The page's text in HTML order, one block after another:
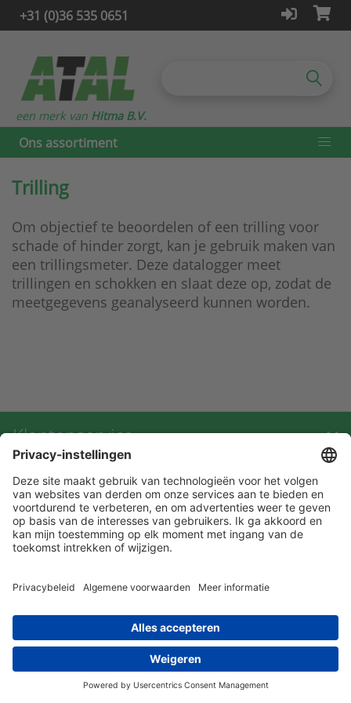
+31 (0)36 535 0651
Ons assortiment
een merk van Hitma B.V.
Trilling
Om objectief te beoordelen of een trilling voor
schade of hinder zorgt, kan je gebruik maken van
een trillingsmeter. Deze datalogger meet
trillingen en schokken en slaat deze op, zodat de
meetgegevens geanalyseerd kunnen worden.
Klantenservice
Contact met ATAL
Maandelijks op de hoogte blijven? Schrijf
je dan nu in!
privacy statement leveringsvoorwaarden